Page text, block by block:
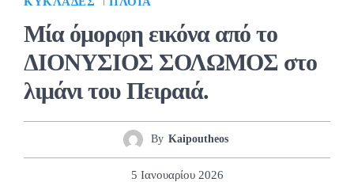
Μία όμορφη εικόνα από το
ΔΙΟΝΥΣΙΟΣ ΣΟΛΩΜΟΣ στο
λιμάνι του Πειραιά.
By Kaipoutheos
5 Ιανουαρίου 2026